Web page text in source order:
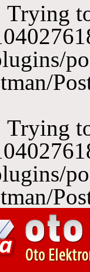
Trying
Trying